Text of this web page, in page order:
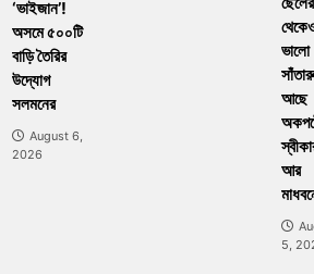
‘ভাইজান’!
অসমে ৫০০টি
বাড়ি তৈরির
উদ্যোগ
সলমনের
August 6,
2026
ভালো
সাঁতারু
আছে
আর
5,